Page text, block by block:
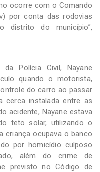
ocorre com o Comando
por conta das rodovias
distrito do município”,
Polícia Civil, Nayane
quando o motorista,
do carro ao passar
cerca instalada entre as
acidente, Nayane estava
teto solar, utilizando o
criança ocupava o banco
por homicídio culposo
além do crime de
previsto no Código de